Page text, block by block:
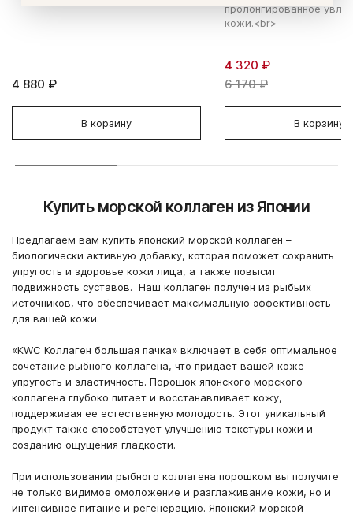
4 880 ₽
В корзину
пролонгированное
кожи.<br>
4 320 ₽
6 170 ₽
В корзину
Купить морской коллаген из Японии
Предлагаем вам купить японский морской коллаген –
биологически активную добавку, которая поможет сохранить
упругость и здоровье кожи лица, а также повысит
подвижность суставов. Наш коллаген получен из рыбьих
источников, что обеспечивает максимальную эффективность
для вашей кожи.
«KWC Коллаген большая пачка» включает в себя оптимальное
сочетание рыбного коллагена, что придает вашей коже
упругость и эластичность. Порошок японского морского
коллагена глубоко питает и восстанавливает кожу,
поддерживая ее естественную молодость. Этот уникальный
продукт также способствует улучшению текстуры кожи и
созданию ощущения гладкости.
При использовании рыбного коллагена порошком вы получите
не только видимое омоложение и разглаживание кожи, но и
интенсивное питание и регенерацию. Японский морской